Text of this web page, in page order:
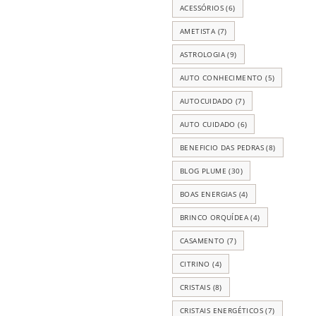
ACESSÓRIOS (6)
AMETISTA (7)
ASTROLOGIA (9)
AUTO CONHECIMENTO (5)
AUTOCUIDADO (7)
AUTO CUIDADO (6)
BENEFICIO DAS PEDRAS (8)
BLOG PLUME (30)
BOAS ENERGIAS (4)
BRINCO ORQUÍDEA (4)
CASAMENTO (7)
CITRINO (4)
CRISTAIS (8)
CRISTAIS ENERGÉTICOS (7)